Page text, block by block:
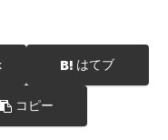
はてブ
コピー